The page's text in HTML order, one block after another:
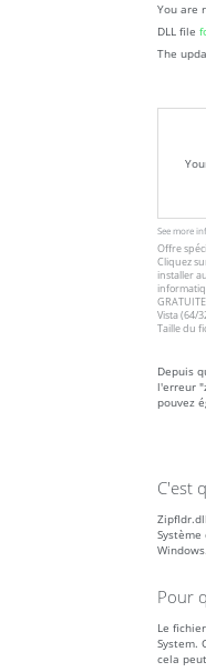
You are
DLL file
The
See more
Offre
Cliquez
installer
Vista (64/
Taille du
Depuis
l'erreur
pouvez
C'est
Windows.
Pour
Le
System.
cela